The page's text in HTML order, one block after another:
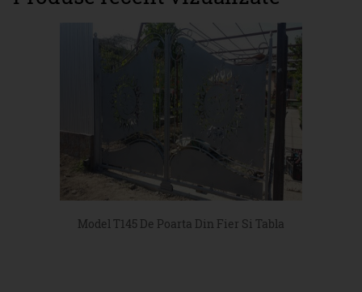
Model T145 De Poarta Din Fier Si Tabla